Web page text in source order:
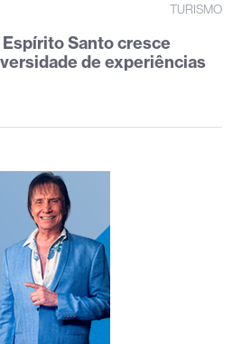
TURISMO
Santo cresce
de experiências